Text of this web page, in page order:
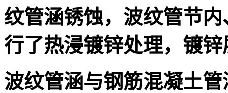
纹管涵锈蚀，波纹管节
行了热浸镀锌处理，镀
波纹管涵与钢筋混凝土